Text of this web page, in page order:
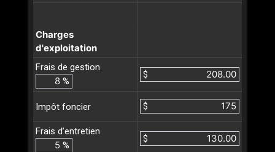
Charges
d'exploitation
Frais de gestion
%
$
Impôt foncier $
Frais d’entretien
%
$